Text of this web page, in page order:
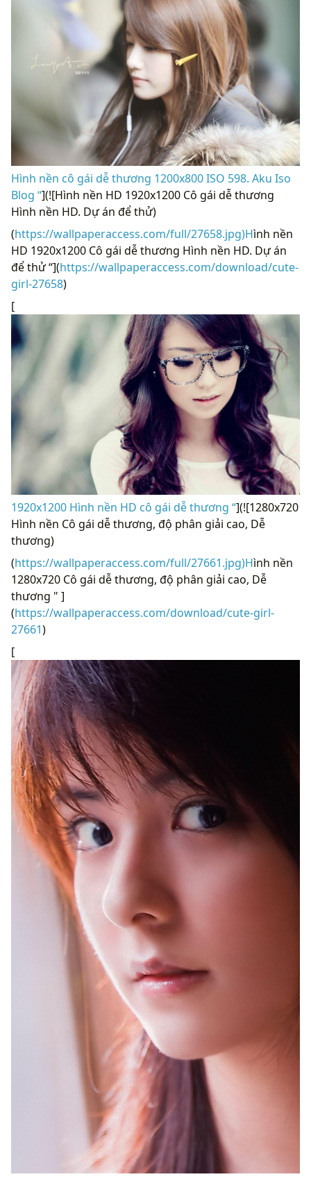
Hình nền cô gái dễ thương 1200x800 ISO 598. Aku Iso
Blog “](![Hình nền HD 1920x1200 Cô gái dễ thương
Hình nền HD. Dự án để thử)
(https://wallpaperaccess.com/full/27658.jpg)Hình nền
HD 1920x1200 Cô gái dễ thương Hình nền HD. Dự án
để thử “](https://wallpaperaccess.com/download/cute-
girl-27658)
[
1920x1200 Hình nền HD cô gái dễ thương “](![1280x720
Hình nền Cô gái dễ thương, độ phân giải cao, Dễ
thương)
(https://wallpaperaccess.com/full/27661.jpg)Hình nền
1280x720 Cô gái dễ thương, độ phân giải cao, Dễ
thương " ]
(https://wallpaperaccess.com/download/cute-girl-
27661)
[